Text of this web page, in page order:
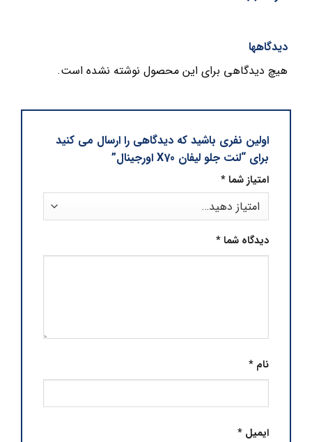
دیدگاهها
هیچ دیدگاهی برای این محصول نوشته نشده است.
اولین نفری باشید که دیدگاهی را ارسال می کنید
برای “لنت جلو لیفان X70 اورجینال”
امتیاز شما*
دیدگاه شما*
نام*
ایمیل*